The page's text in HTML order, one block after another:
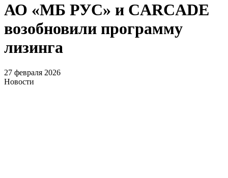
АО «МБ РУС» и CARCADE
возобновили программу
лизинга
27 февраля 2026
Новости